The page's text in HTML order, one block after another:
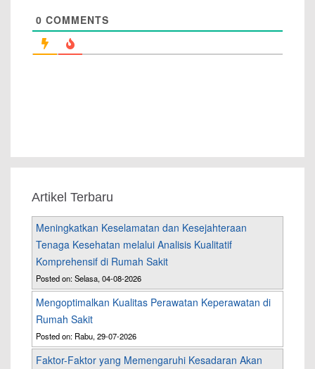
0 COMMENTS
Artikel Terbaru
Meningkatkan Keselamatan dan Kesejahteraan
Tenaga Kesehatan melalui Analisis Kualitatif
Komprehensif di Rumah Sakit
Posted on: Selasa, 04-08-2026
Mengoptimalkan Kualitas Perawatan Keperawatan di
Rumah Sakit
Posted on: Rabu, 29-07-2026
Faktor-Faktor yang Memengaruhi Kesadaran Akan